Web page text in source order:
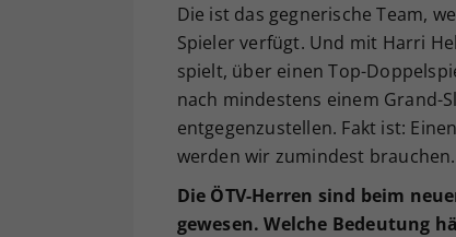
Die ist das gegnerische Team,
Spieler verfügt. Und mit Harri
spielt, über einen Top-
nach mindestens einem Grand-
entgegenzustellen. Fakt ist:
werden wir zumindest brauchen.
Die ÖTV-Herren sind beim
gewesen. Welche Bedeutung